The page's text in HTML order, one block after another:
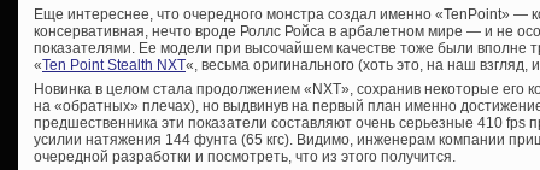
Еще интереснее, что очередного монстра создал именно «TenPoint» —
консервативная, нечто вроде Роллс Ройса в арбалетном мире — и не
показателями. Ее модели при высочайшем качестве тоже были вполне
«Ten Point Stealth NXT«, весьма оригинального (хоть это, на наш взгляд,
Новинка в целом стала продолжением «NXT», сохранив некоторые его
на «обратных» плечах), но выдвинув на первый план именно
предшественника эти показатели составляют очень серьезные 410 fps
усилии натяжения 144 фунта (65 кгс). Видимо, инженерам компании
очередной разработки и посмотреть, что из этого получится.